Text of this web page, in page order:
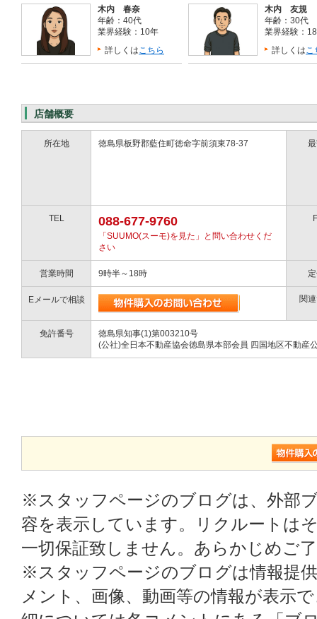
木内 春奈
年齢：40代
業界経験：10年
詳しくはこちら
木内 友規
年齢：30代
業界経験：
詳しくはこ
店舗概要
所在地 徳島県板野郡藍住町徳命字前須東78-37
TEL 088-677-9760
「SUUMO(スーモ)を見た」と問い合わせくだ
さい
営業時間 9時半～18時
Eメールで相談 関
免許番号
徳島県知事(1)第003210号
(公社)全日本不動産協会徳島県本部会員 四国地区不動産
※スタッフページのブログは、外部
容を表示しています。リクルートは
一切保証致しません。あらかじめご
※スタッフページのブログは情報提
メント、画像、動画等の情報が表示